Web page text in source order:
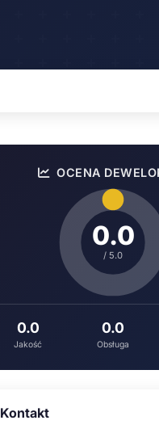
OCENA
0.0
/ 5.0
0.0
Jakość
0.0
Obsługa
Kontakt